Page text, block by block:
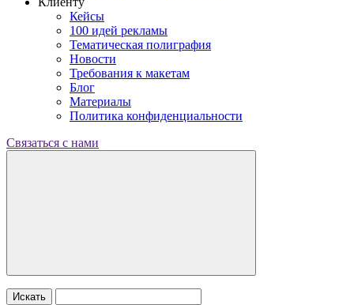
Кейсы
100 идей рекламы
Тематическая полиграфия
Новости
Требования к макетам
Блог
Материалы
Политика конфиденциальности
Связаться с нами
Искать